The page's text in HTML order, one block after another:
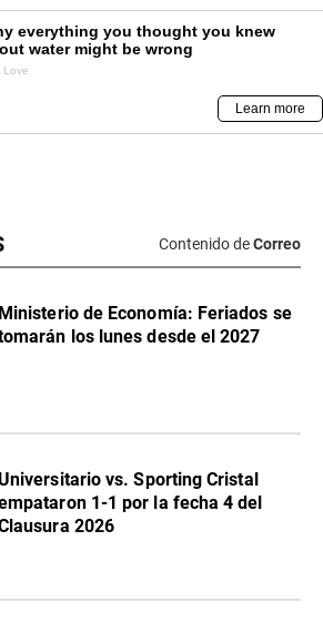
Contenido deCorreo
Ministerio de Economía: Feriados se
los lunes desde el 2027
vs. Sporting Cristal
1-1 por la fecha 4 del
2026